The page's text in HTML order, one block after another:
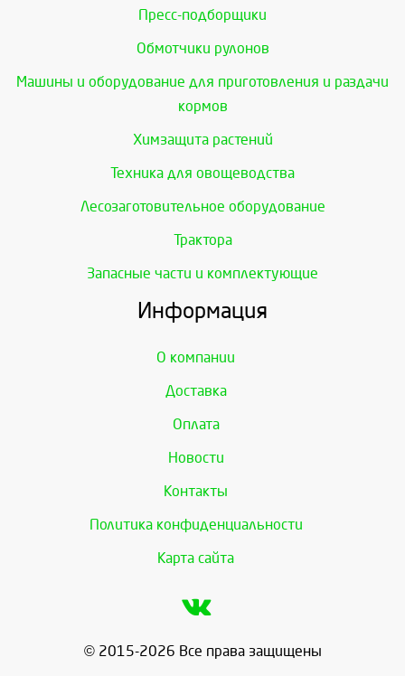
Пресс-подборщики
Обмотчики рулонов
Машины и оборудование для приготовления и раздачи
кормов
Химзащита растений
Техника для овощеводства
Лесозаготовительное оборудование
Трактора
Запасные части и комплектующие
Информация
О компании
Доставка
Оплата
Новости
Контакты
Политика конфиденциальности
Карта сайта
© 2015-2026 Все права защищены